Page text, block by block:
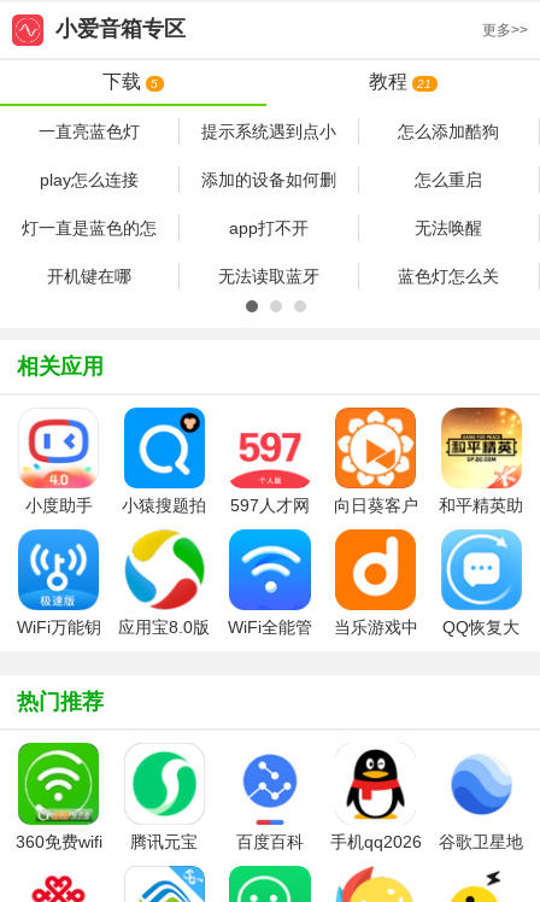
小爱音箱专区 更多>>
下载 5 教程 21
一直亮蓝色灯 提示系统遇到点小 怎么添加酷狗
play怎么连接 添加的设备如何删 怎么重启
灯一直是蓝色的怎 app打不开 无法唤醒
开机键在哪 无法读取蓝牙 蓝色灯怎么关
相关应用
小度助手
2026最新版
小猿搜题拍
题神器2026
免费版
597人才网
（597直
聘）app个
人版
向日葵客户
端手机版
和平精英助
手(和平营
地)APP官方
WiFi万能钥
应用宝8.0版
WiFi全能管
当乐游戏中
QQ恢复大
热门推荐
360免费wifi
腾讯元宝
app
百度百科
手机qq2026
最新版
谷歌卫星地
earth下载